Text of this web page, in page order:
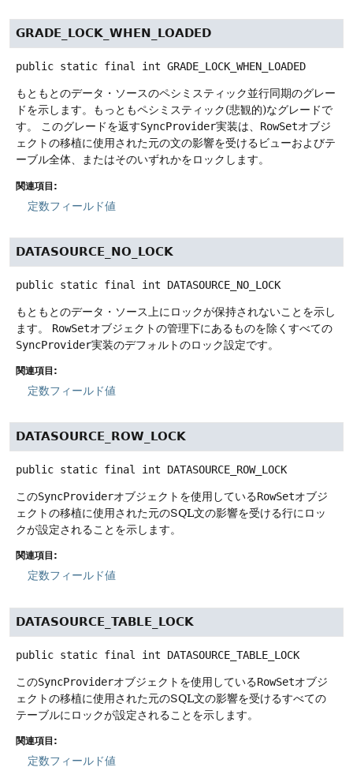
GRADE_LOCK_WHEN_LOADED
public static final int GRADE_LOCK_WHEN_LOADED
もともとのデータ・ソースのペシミスティック並行同期のグレー
ドを示します。もっともペシミスティック(悲観的)なグレードで
す。
このグレードを返すSyncProvider実装は、 RowSetオブジ
ェクトの移植に使用された元の文の影響を受けるビューおよびテ
ーブル全体、またはそのいずれかをロックします。
関連項目:
定数フィールド値
DATASOURCE_NO_LOCK
public static final int DATASOURCE_NO_LOCK
もともとのデータ・ソース上にロックが保持されないことを示し
ます。
RowSetオブジェクトの管理下にあるものを除くすべての
SyncProvider実装のデフォルトのロック設定です。
関連項目:
定数フィールド値
DATASOURCE_ROW_LOCK
public static final int DATASOURCE_ROW_LOCK
このSyncProviderオブジェクトを使用しているRowSetオブジ
ェクトの移植に使用された元のSQL文の影響を受ける行にロッ
クが設定されることを示します。
関連項目:
定数フィールド値
DATASOURCE_TABLE_LOCK
public static final int DATASOURCE_TABLE_LOCK
このSyncProviderオブジェクトを使用しているRowSetオブジ
ェクトの移植に使用された元のSQL文の影響を受けるすべての
テーブルにロックが設定されることを示します。
関連項目:
定数フィールド値